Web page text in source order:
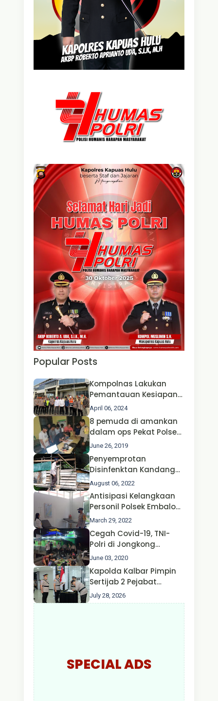
Popular Posts
Kompolnas Lakukan
Pemantauan Kesiapan
Operasi Ketupat 2024 di
Polda Jatim Bersama
Kapolri dan Menteri
Perhubungan
April 06, 2024
8 pemuda di amankan
dalam ops Pekat Polsek
Jongkong
June 26, 2019
Penyemprotan
Disinfenktan Kandang
Ternak Kambing warga
Oleh Satgas Ops Aman
Nusa II Polda Kalbar*
August 06, 2022
Antisipasi Kelangkaan
Personil Polsek Embaloh
Hulu Gencar Lakukan
Pengecekan Oksigen
March 29, 2022
Cegah Covid-19, TNI-
Polri di Jongkong
Himbau Masyarakat
Jangan Kumpul Hinga
Larut Malam.
June 03, 2020
Kapolda Kalbar Pimpin
Sertijab 2 Pejabat
Utama dan 7 Kapolres,
AKBP Wisnu Perdana
July 28, 2026
SPECIAL ADS